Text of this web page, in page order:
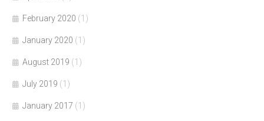
February 2020 (1)
January 2020 (1)
August 2019 (1)
July 2019 (1)
January 2017 (1)